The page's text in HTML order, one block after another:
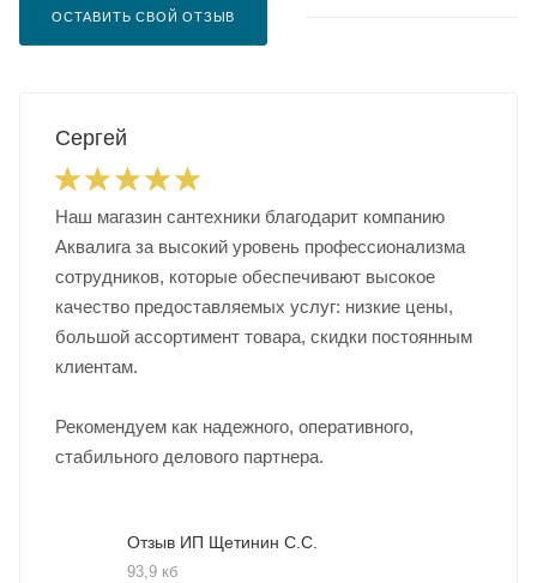
ОСТАВИТЬ СВОЙ ОТЗЫВ
Сергей
Наш магазин сантехники благодарит компанию
Аквалига за высокий уровень профессионализма
сотрудников, которые обеспечивают высокое
качество предоставляемых услуг: низкие цены,
большой ассортимент товара, скидки постоянным
клиентам.
Рекомендуем как надежного, оперативного,
стабильного делового партнера.
Отзыв ИП Щетинин С.С.
93,9 кб